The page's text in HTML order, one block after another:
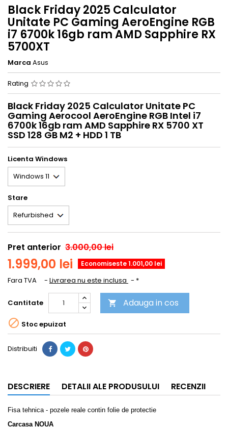
Black Friday 2025 Calculator
Unitate PC Gaming AeroEngine RGB
i7 6700k 16gb ram AMD Sapphire RX
5700XT
Marca Asus
Rating
Black Friday 2025 Calculator Unitate PC
Gaming Aerocool AeroEngine RGB Intel i7
6700k 16gb ram AMD Sapphire RX 5700 XT
SSD 128 GB M2 + HDD 1 TB
Licenta Windows
Stare
Pret anterior 3.000,00 lei
1.999,00 lei Economiseste 1.001,00 lei
Fara TVA Livrarea nu este inclusa *
Cantitate  Adauga in cos
 Stoc epuizat
Distribuiti
DESCRIERE DETALII ALE PRODUSULUI RECENZII
Fisa tehnica - pozele reale contin folie de protectie
Carcasa NOUA